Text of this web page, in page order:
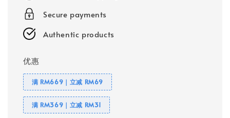
Secure payments
Authentic products
优惠
满 RM669｜立减 RM69
满 RM369｜立减 RM31